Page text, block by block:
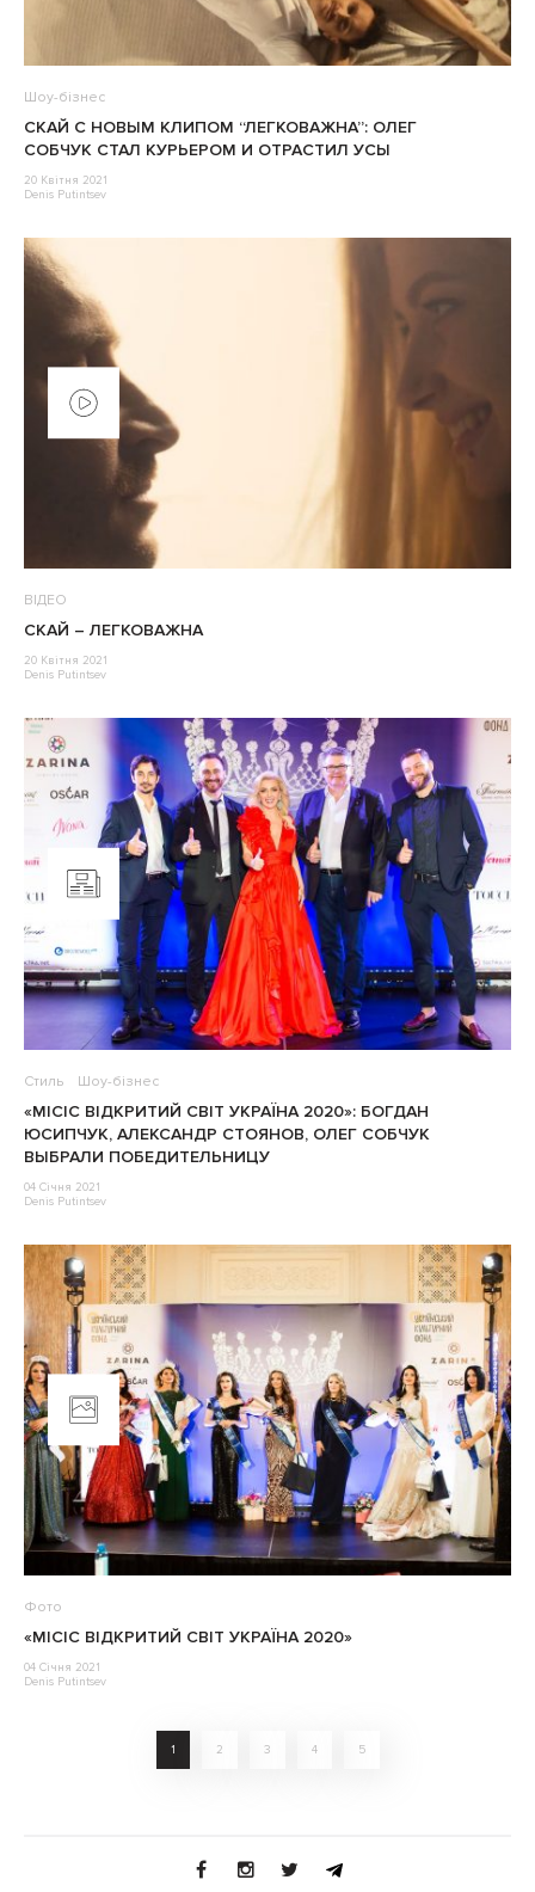
Шоу-бізнес
СКАЙ С НОВЫМ КЛИПОМ “ЛЕГКОВАЖНА”: ОЛЕГ
СОБЧУК СТАЛ КУРЬЕРОМ И ОТРАСТИЛ УСЫ
20 Квітня 2021
Denis Putintsev
ВІДЕО
СКАЙ – ЛЕГКОВАЖНА
20 Квітня 2021
Denis Putintsev
Стиль Шоу-бізнес
«МІСІС ВІДКРИТИЙ СВІТ УКРАЇНА 2020»: БОГДАН
ЮСИПЧУК, АЛЕКСАНДР СТОЯНОВ, ОЛЕГ СОБЧУК
ВЫБРАЛИ ПОБЕДИТЕЛЬНИЦУ
04 Січня 2021
Denis Putintsev
Фото
«МІСІС ВІДКРИТИЙ СВІТ УКРАЇНА 2020»
04 Січня 2021
Denis Putintsev
1 2 3 4 5